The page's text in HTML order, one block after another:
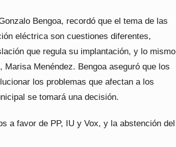
Bengoa, recordó que el tema de las
eléctrica son cuestiones diferentes,
que regula su implantación, y lo mismo
Menéndez. Bengoa aseguró que los
los problemas que afectan a los
se tomará una decisión.
a favor de PP, IU y Vox, y la abstención del